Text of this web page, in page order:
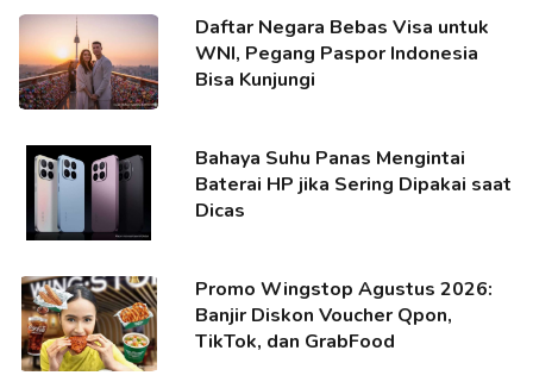
Daftar Negara Bebas Visa untuk
WNI, Pegang Paspor Indonesia
Bisa Kunjungi
Bahaya Suhu Panas Mengintai
Baterai HP jika Sering Dipakai saat
Dicas
Promo Wingstop Agustus 2026:
Banjir Diskon Voucher Qpon,
TikTok, dan GrabFood